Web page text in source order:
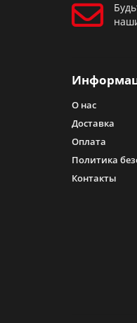
О нас
Доставка
Оплата
Политика
Контакты